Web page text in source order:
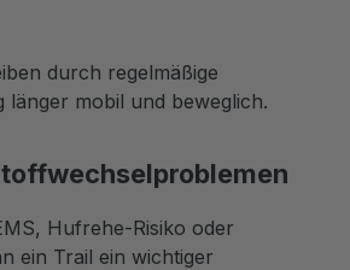
durch regelmäßige
länger mobil und beweglich.
Hufrehe-Risiko oder
ein Trail ein wichtiger